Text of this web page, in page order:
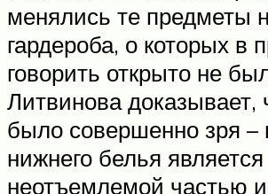
менялись те предметы
гардероба, о которых в
говорить открыто не
Литвинова доказывает,
было совершенно зря –
нижнего белья является
неотъемлемой частью